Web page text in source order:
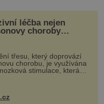
léčba nejen
choroby
třesu, který doprovází
chorobu, je využívána
stimulace, která
vysoce invazivní
zase není vhodný
přesnému zacílení ...